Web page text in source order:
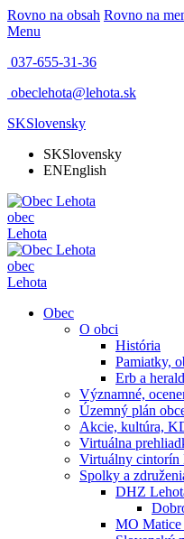
Rovno na obsah Rovno na
Menu
037-655-31-36
obeclehota@lehota.sk
SKSlovensky
SKSlovensky
ENEnglish
obec
Lehota
obec
Lehota
Obec
O obci
História
Pamiatky,
Erb a
Významné,
Územný plán
Akcie, kultúra,
Virtuálna
Virtuálny cintorín
Spolky a
DHZ
MO Matice